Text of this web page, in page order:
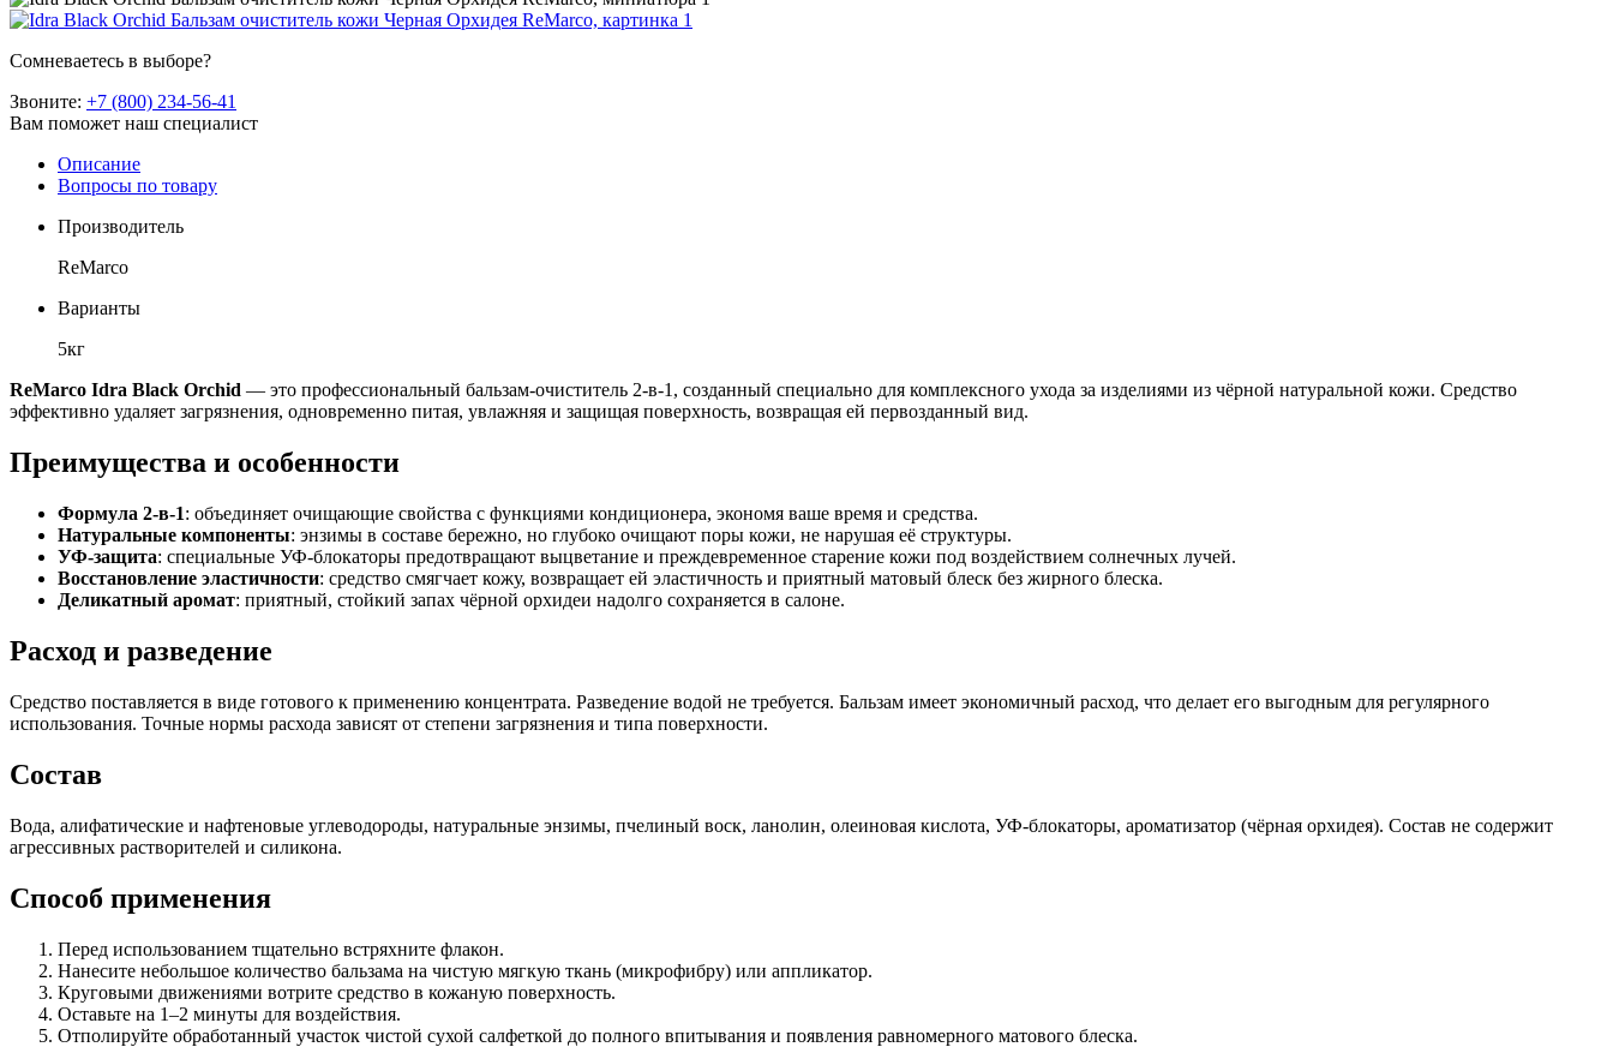
Сомневаетесь в выборе?
Звоните: +7 (800) 234-56-41
Вам поможет наш специалист
Описание
Вопросы по товару
Производитель
ReMarco
Варианты
5кг
ReMarco Idra Black Orchid — это профессиональный бальзам-очиститель 2-в-1, созданный специально для комплексного ухода за изделиями из чёрной натуральной кожи. Средство
эффективно удаляет загрязнения, одновременно питая, увлажняя и защищая поверхность, возвращая ей первозданный вид.
Преимущества и особенности
Формула 2-в-1: объединяет очищающие свойства с функциями кондиционера, экономя ваше время и средства.
Натуральные компоненты: энзимы в составе бережно, но глубоко очищают поры кожи, не нарушая её структуры.
УФ-защита: специальные УФ-блокаторы предотвращают выцветание и преждевременное старение кожи под воздействием солнечных лучей.
Восстановление эластичности: средство смягчает кожу, возвращает ей эластичность и приятный матовый блеск без жирного блеска.
Деликатный аромат: приятный, стойкий запах чёрной орхидеи надолго сохраняется в салоне.
Расход и разведение
Средство поставляется в виде готового к применению концентрата. Разведение водой не требуется. Бальзам имеет экономичный расход, что делает его выгодным для регулярного
использования. Точные нормы расхода зависят от степени загрязнения и типа поверхности.
Состав
Вода, алифатические и нафтеновые углеводороды, натуральные энзимы, пчелиный воск, ланолин, олеиновая кислота, УФ-блокаторы, ароматизатор (чёрная орхидея). Состав не содержит
агрессивных растворителей и силикона.
Способ применения
Перед использованием тщательно встряхните флакон.
Нанесите небольшое количество бальзама на чистую мягкую ткань (микрофибру) или аппликатор.
Круговыми движениями вотрите средство в кожаную поверхность.
Оставьте на 1–2 минуты для воздействия.
Отполируйте обработанный участок чистой сухой салфеткой до полного впитывания и появления равномерного матового блеска.